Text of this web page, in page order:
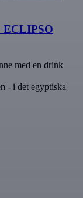
ECLIPSO
med en drink
- i det egyptiska